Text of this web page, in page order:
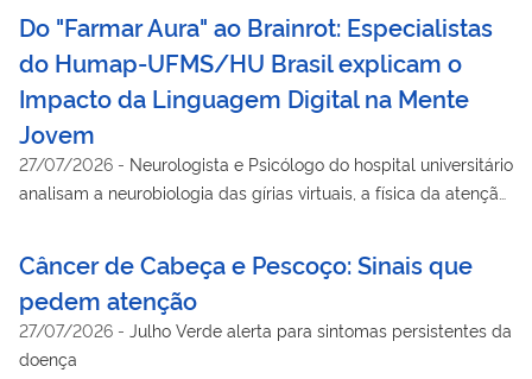
Do "Farmar Aura" ao Brainrot: Especialistas
do Humap-UFMS/HU Brasil explicam o
Impacto da Linguagem Digital na Mente
Jovem
27/07/2026 - Neurologista e Psicólogo do hospital universitário
analisam a neurobiologia das gírias virtuais, a física da atenção
Câncer de Cabeça e Pescoço: Sinais que
pedem atenção
27/07/2026 - Julho Verde alerta para sintomas persistentes da
doença